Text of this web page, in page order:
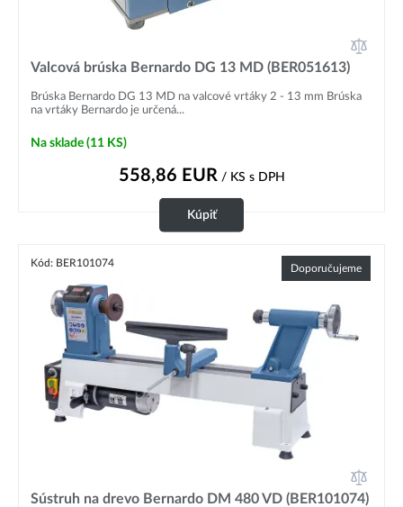
Valcová brúska Bernardo DG 13 MD (BER051613)
Brúska Bernardo DG 13 MD na valcové vrtáky 2 - 13 mm Brúska
na vrtáky Bernardo je určená...
Na sklade (11 KS)
558,86 EUR / KS s DPH
Kúpiť
Kód: BER101074 Doporučujeme
Sústruh na drevo Bernardo DM 480 VD (BER101074)